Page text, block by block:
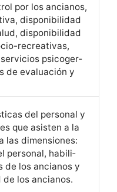
por los ancianos,
disponi­bil­i­dad
disponi­bil­i­dad
recre­ati­vas,
psicoger­
de eval­u­ación y
del per­son­al y
que asis­ten a la
las dimen­siones:
per­son­al, habil­i­
de los ancianos y
los ancianos.